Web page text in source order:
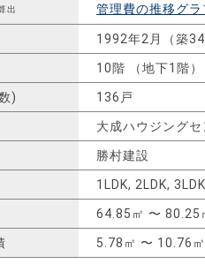
出
管理費の推移グ
1992年2月（築
10階 （地下1階）
) 136戸
大成ハウジング
勝村建設
1LDK, 2LDK,
64.85㎡ 〜 80.25
5.78㎡ 〜 10.76㎡